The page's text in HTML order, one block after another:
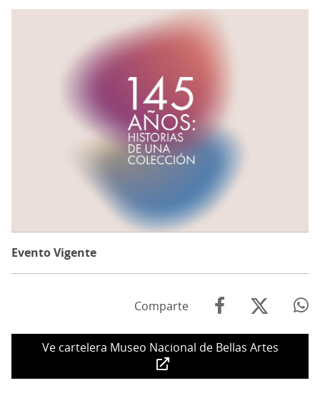
Evento Vigente
Comparte
Ve cartelera Museo Nacional de Bellas Artes